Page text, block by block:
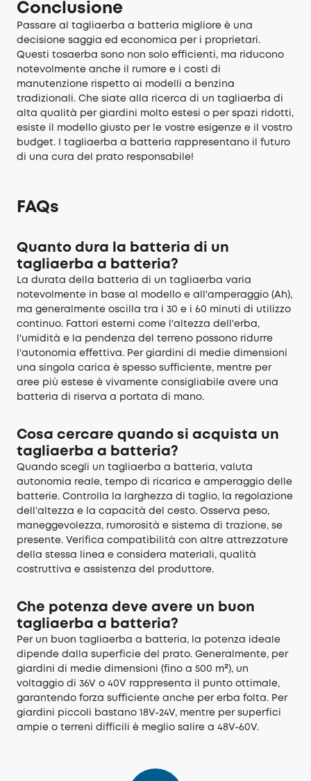
Conclusione
Passare al tagliaerba a batteria migliore è una
decisione saggia ed economica per i proprietari.
Questi tosaerba sono non solo efficienti, ma riducono
notevolmente anche il rumore e i costi di
manutenzione rispetto ai modelli a benzina
tradizionali. Che siate alla ricerca di un tagliaerba di
alta qualità per giardini molto estesi o per spazi ridotti,
esiste il modello giusto per le vostre esigenze e il vostro
budget. I tagliaerba a batteria rappresentano il futuro
di una cura del prato responsabile!
FAQs
Quanto dura la batteria di un
tagliaerba a batteria?
La durata della batteria di un tagliaerba varia
notevolmente in base al modello e all'amperaggio (Ah),
ma generalmente oscilla tra i 30 e i 60 minuti di utilizzo
continuo. Fattori esterni come l'altezza dell'erba,
l'umidità e la pendenza del terreno possono ridurre
l'autonomia effettiva. Per giardini di medie dimensioni
una singola carica è spesso sufficiente, mentre per
aree più estese è vivamente consigliabile avere una
batteria di riserva a portata di mano.
Cosa cercare quando si acquista un
tagliaerba a batteria?
Quando scegli un tagliaerba a batteria, valuta
autonomia reale, tempo di ricarica e amperaggio delle
batterie. Controlla la larghezza di taglio, la regolazione
dell’altezza e la capacità del cesto. Osserva peso,
maneggevolezza, rumorosità e sistema di trazione, se
presente. Verifica compatibilità con altre attrezzature
della stessa linea e considera materiali, qualità
costruttiva e assistenza del produttore.
Che potenza deve avere un buon
tagliaerba a batteria?
Per un buon tagliaerba a batteria, la potenza ideale
dipende dalla superficie del prato. Generalmente, per
giardini di medie dimensioni (fino a 500 m²), un
voltaggio di 36V o 40V rappresenta il punto ottimale,
garantendo forza sufficiente anche per erba folta. Per
giardini piccoli bastano 18V-24V, mentre per superfici
ampie o terreni difficili è meglio salire a 48V-60V.